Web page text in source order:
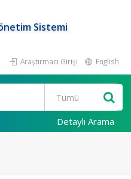
Sistemi
Araştırmacı Girişi English
Detaylı Arama